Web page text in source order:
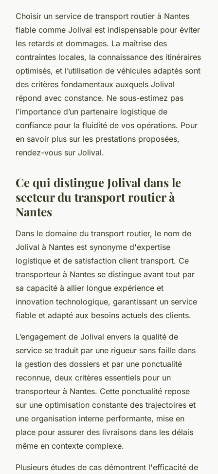
Choisir un service de transport routier à Nantes
fiable comme Jolival est indispensable pour éviter
les retards et dommages. La maîtrise des
contraintes locales, la connaissance des itinéraires
optimisés, et l’utilisation de véhicules adaptés sont
des critères fondamentaux auxquels Jolival
répond avec constance. Ne sous-estimez pas
l’importance d’un partenaire logistique de
confiance pour la fluidité de vos opérations. Pour
en savoir plus sur les prestations proposées,
rendez-vous sur Jolival.
Ce qui distingue Jolival dans le
secteur du transport routier à
Nantes
Dans le domaine du transport routier, le nom de
Jolival à Nantes est synonyme d'expertise
logistique et de satisfaction client transport. Ce
transporteur à Nantes se distingue avant tout par
sa capacité à allier longue expérience et
innovation technologique, garantissant un service
fiable et adapté aux besoins actuels des clients.
L’engagement de Jolival envers la qualité de
service se traduit par une rigueur sans faille dans
la gestion des dossiers et par une ponctualité
reconnue, deux critères essentiels pour un
transporteur à Nantes. Cette ponctualité repose
sur une optimisation constante des trajectoires et
une organisation interne performante, mise en
place pour assurer des livraisons dans les délais
même en contexte complexe.
Plusieurs études de cas démontrent l'efficacité de